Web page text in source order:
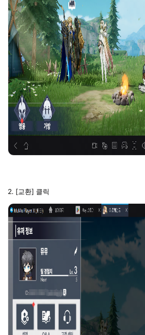
2. [교환] 클릭